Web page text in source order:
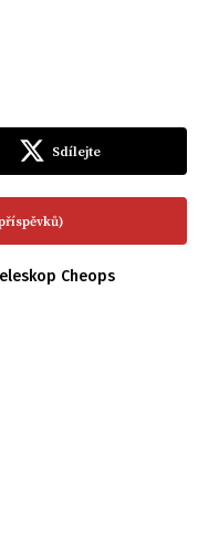
Sdílejte
Cheops